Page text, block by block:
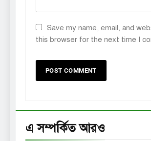
Save my name, email, and
this browser for the next time I
এ সম্পর্কিত আরও